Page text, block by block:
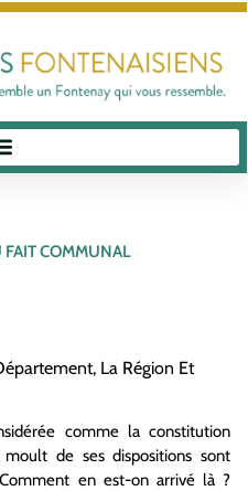
FAIT COMMUNAL
La Région Et
comme la constitution
de ses dispositions sont
en est-on arrivé là ?